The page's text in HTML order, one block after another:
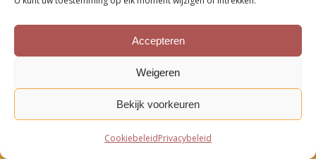
Accepteren
Weigeren
Bekijk voorkeuren
CookiebeleidPrivacybeleid
1 2